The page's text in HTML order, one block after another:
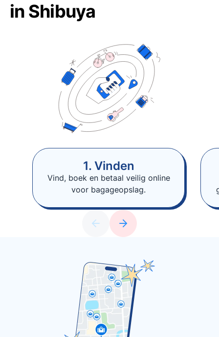
in Shibuya
1. Vinden
Vind, boek en betaal veilig online
voor bagageopslag.